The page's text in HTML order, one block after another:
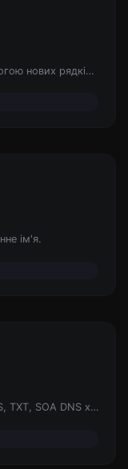
Розділяйте текст туди і назад за допомогою нових рядків, ком, крапок... і т.д.
ім'я.
Знайти записи A, AAAA, CNAME, MX, NS, TXT, SOA DNS хоста.